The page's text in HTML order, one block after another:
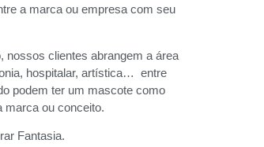
a marca ou empresa com seu
nossos clientes abrangem a área
hospitalar, artística… entre
podem ter um mascote como
marca ou conceito.
Fantasia.